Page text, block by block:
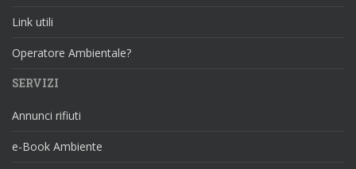
Link utili
Operatore Ambientale?
SERVIZI
Annunci rifiuti
e-Book Ambiente